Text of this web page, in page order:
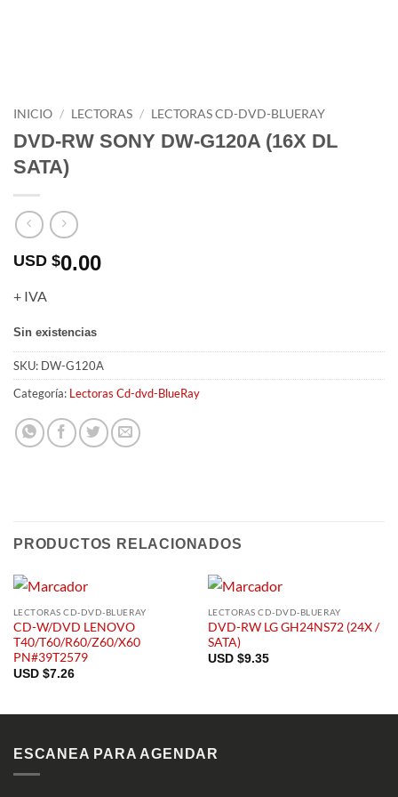
INICIO / LECTORAS / LECTORAS CD-DVD-BLUERAY
DVD-RW SONY DW-G120A (16X DL
SATA)
USD $0.00
+ IVA
Sin existencias
SKU: DW-G120A
Categoría: Lectoras Cd-dvd-BlueRay
PRODUCTOS RELACIONADOS
LECTORAS CD-DVD-BLUERAY
CD-W/DVD LENOVO
T40/T60/R60/Z60/X60
PN#39T2579
USD $7.26
LECTORAS CD-DVD-BLUERAY
DVD-RW LG GH24NS72 (24X /
SATA)
USD $9.35
ESCANEA PARA AGENDAR